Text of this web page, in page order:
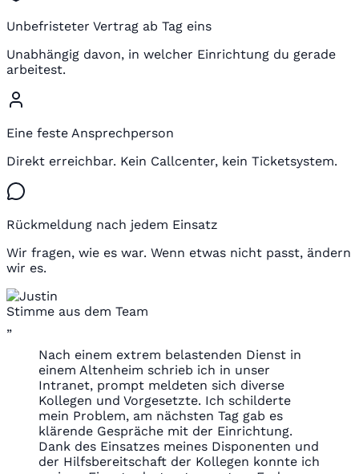
Unbefristeter Vertrag ab Tag eins
Unabhängig davon, in welcher Einrichtung du gerade
arbeitest.
Eine feste Ansprechperson
Direkt erreichbar. Kein Callcenter, kein Ticketsystem.
Rückmeldung nach jedem Einsatz
Wir fragen, wie es war. Wenn etwas nicht passt, ändern
wir es.
Stimme aus dem Team
„
Nach einem extrem belastenden Dienst in
einem Altenheim schrieb ich in unser
Intranet, prompt meldeten sich diverse
Kollegen und Vorgesetzte. Ich schilderte
mein Problem, am nächsten Tag gab es
klärende Gespräche mit der Einrichtung.
Dank des Einsatzes meines Disponenten und
der Hilfsbereitschaft der Kollegen konnte ich